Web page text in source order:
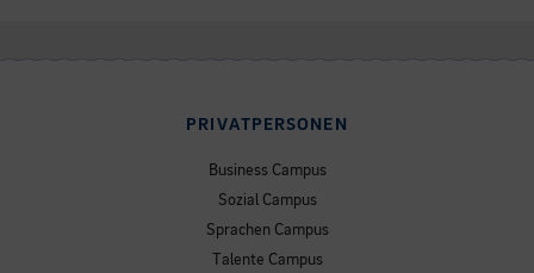
PRIVATPERSONEN
Business Campus
Sozial Campus
Sprachen Campus
Talente Campus